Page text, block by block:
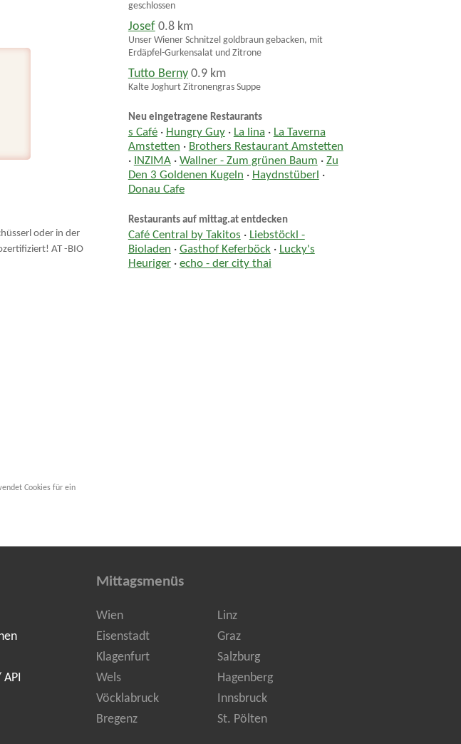
oder in der
AT -BIO
Cookies für ein
geschlossen
Josef 0.8 km
Unser Wiener Schnitzel goldbraun gebacken, mit
Erdäpfel-Gurkensalat und Zitrone
Tutto Berny 0.9 km
Kalte Joghurt Zitronengras Suppe
Neu eingetragene Restaurants
s Café· Hungry Guy· La lina · La Taverna
Amstetten · Brothers Restaurant Amstetten
·
INZIMA· Wallner - Zum grünen Baum · Zu
Den 3 Goldenen Kugeln · Haydnstüberl ·
Donau Cafe
Restaurants auf mittag.at entdecken
Café Central by Takitos · Liebstöckl -
Bioladen · Gasthof Keferböck· Lucky's
Heuriger· echo - der city thai
Mittagsmenüs
Wien
Linz
Eisenstadt
Graz
Klagenfurt
Salzburg
Wels
Hagenberg
Vöcklabruck
Innsbruck
Bregenz
St. Pölten